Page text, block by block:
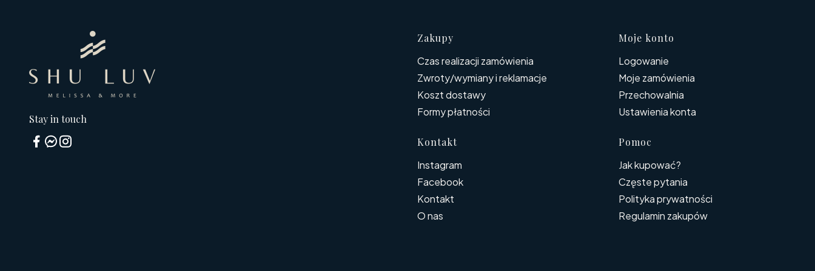
Stay in touch
Linki w stopce
Zakupy
Czas realizacji zamówienia
Zwroty/wymiany i reklamacje
Koszt dostawy
Formy płatności
Moje konto
Logowanie
Moje zamówienia
Przechowalnia
Ustawienia konta
Kontakt
Instagram
Facebook
Kontakt
O nas
Pomoc
Jak kupować?
Częste pytania
Polityka prywatności
Regulamin zakupów